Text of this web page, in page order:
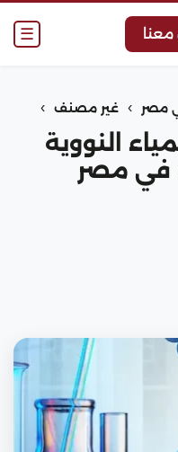
☰
مصر › غير مصنف ›
النووية
في مصر